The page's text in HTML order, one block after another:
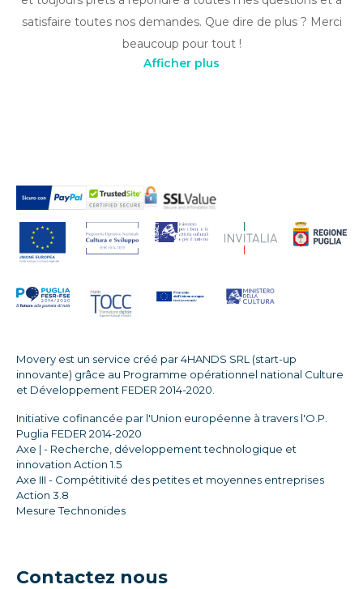
satisfaire toutes nos demandes. Que dire de plus ? Merci
beaucoup pour tout !
Afficher plus
Movery est un service créé par 4HANDS SRL (start-up
innovante) grâce au Programme opérationnel national Culture
et Développement FEDER 2014-2020.
Initiative cofinancée par l'Union européenne à travers l'O.P.
Puglia FEDER 2014-2020
Axe | - Recherche, développement technologique et
innovation Action 1.5
Axe III - Compétitivité des petites et moyennes entreprises
Action 3.8
Mesure Technonides
Contactez nous